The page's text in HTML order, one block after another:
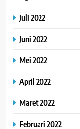
Juli 2022
Juni 2022
Mei 2022
April 2022
Maret 2022
Februari 2022